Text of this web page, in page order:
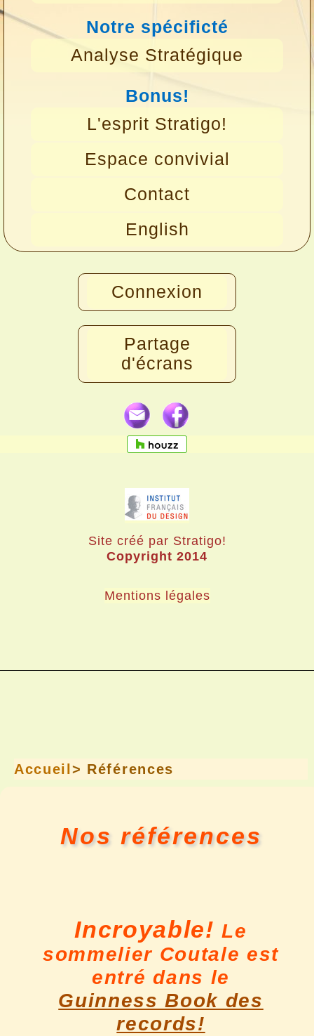
Notre spécificté
Analyse Stratégique
Bonus!
L'esprit Stratigo!
Espace convivial
Contact
English
Connexion
Partage
d'écrans
Site créé par Stratigo!
Copyright 2014
Mentions légales
Accueil > Références
Nos références
Incroyable!Le
sommelier Coutale est
entré dans le
Guinness Book des
records!